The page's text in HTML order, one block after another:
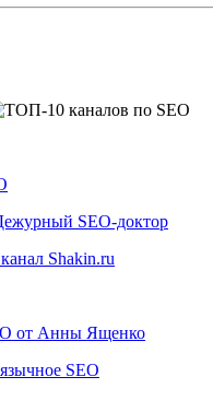
SEO-доктор
Shakin.ru
от Анны Ященко
SEO